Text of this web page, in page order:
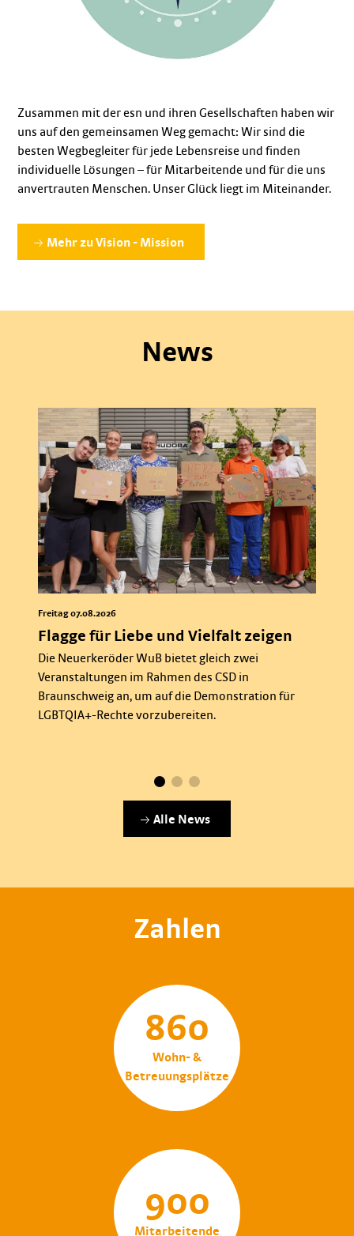
Zusammen mit der esn und ihren Gesellschaften haben wir
uns auf den gemeinsamen Weg gemacht: Wir sind die
besten Wegbegleiter für jede Lebensreise und finden
individuelle Lösungen – für Mitarbeitende und für die uns
anvertrauten Menschen. Unser Glück liegt im Miteinander.
Mehr zu Vision - Mission
News
Freitag 07.08.2026
Flagge für Liebe und Vielfalt zeigen
Die Neuerkeröder WuB bietet gleich zwei
Veranstaltungen im Rahmen des CSD in
Braunschweig an, um auf die Demonstration für
LGBTQIA+-Rechte vorzubereiten.
Alle News
Zahlen
860
Wohn- &
Betreuungsplätze
900
Mitarbeitende